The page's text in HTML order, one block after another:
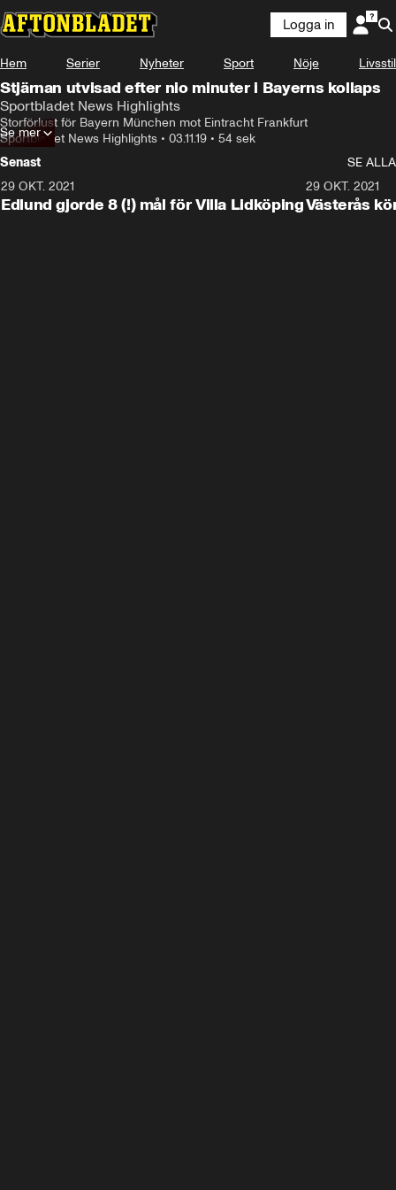
Logga in
Hem Serier Nyheter Sport Nöje Livsstil
Stjärnan utvisad efter nio minuter i Bayerns kollaps
Sportbladet News Highlights
Storförlust för Bayern München mot Eintracht Frankfurt
Sportbladet News Highlights • 03.11.19 • 54 sek
Se mer
Senast
SE ALLA
29 OKT. 2021
Edlund gjorde 8 (!) mål för Villa Lidköping
29 OKT. 2021
Västerås